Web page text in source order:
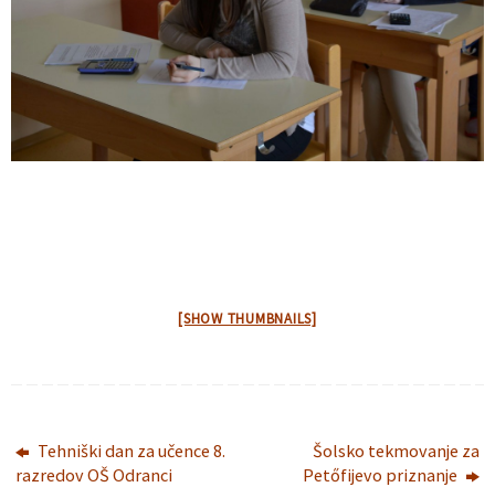
[SHOW THUMBNAILS]
Tehniški dan za učence 8.
razredov OŠ Odranci
Šolsko tekmovanje za
Petőfijevo priznanje